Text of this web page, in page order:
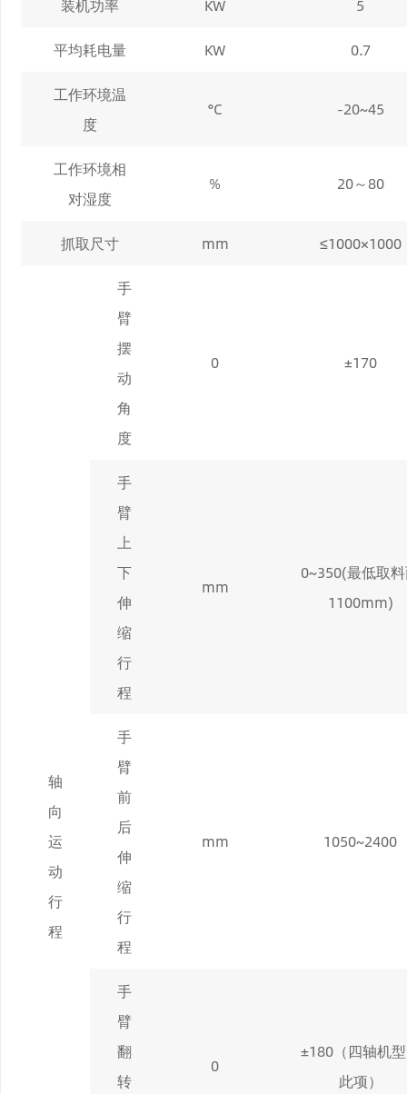
装机功率 KW
5
平均耗电量
KW
0.7
工作环境温
度
°C -20~45
工作环境相
对湿度
% 20～80
抓取尺寸 mm ≤1000×1000
轴
向
运
动
行
程
手
臂
摆
动
角
度
0 ±170
手
臂
上
下
伸
缩
行
程
mm
0~350(最低取
1100mm)
手
臂
前
后
伸
缩
行
程
mm 1050~2400
手
臂
翻
转
0
±180（四轴机
此项）